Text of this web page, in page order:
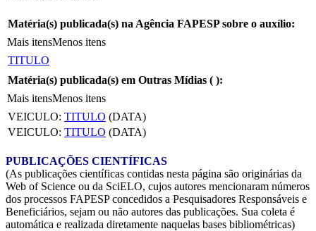
Matéria(s) publicada(s) na Agência FAPESP sobre o auxílio:
Mais itensMenos itens
TITULO
Matéria(s) publicada(s) em Outras Mídias ( ):
Mais itensMenos itens
VEICULO: TITULO (DATA)
VEICULO: TITULO (DATA)
PUBLICAÇÕES CIENTÍFICAS
(As publicações científicas contidas nesta página são originárias da
Web of Science ou da SciELO, cujos autores mencionaram números
dos processos FAPESP concedidos a Pesquisadores Responsáveis e
Beneficiários, sejam ou não autores das publicações. Sua coleta é
automática e realizada diretamente naquelas bases bibliométricas)